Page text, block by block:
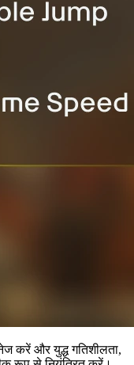
करें और युद्ध गतिशीलता,